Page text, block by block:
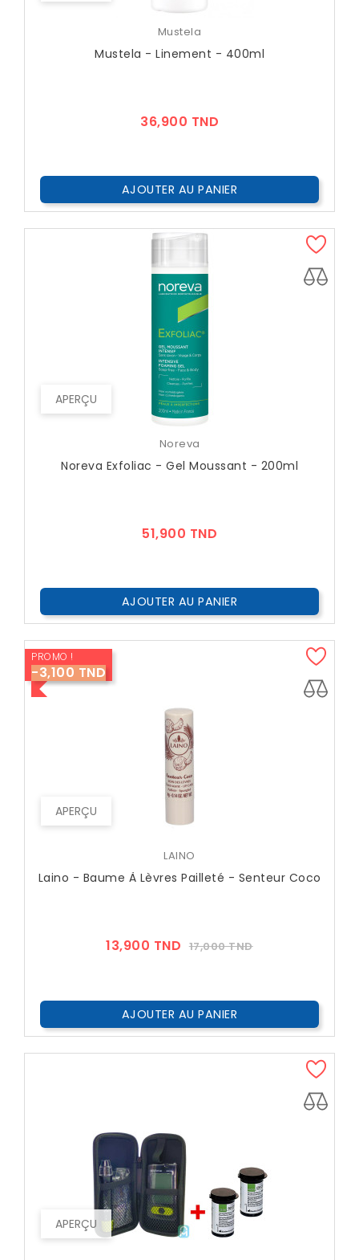
Mustela
Mustela - Linement - 400ml
36,900 TND
AJOUTER AU PANIER
APERÇU
Noreva
Noreva Exfoliac - Gel Moussant - 200ml
51,900 TND
AJOUTER AU PANIER
APERÇU
PROMO !
-3,100 TND
LAINO
Laino - Baume À Lèvres Pailleté - Senteur Coco
13,900 TND Prix
17,000 TNDPrix
AJOUTER AU PANIER
APERÇU